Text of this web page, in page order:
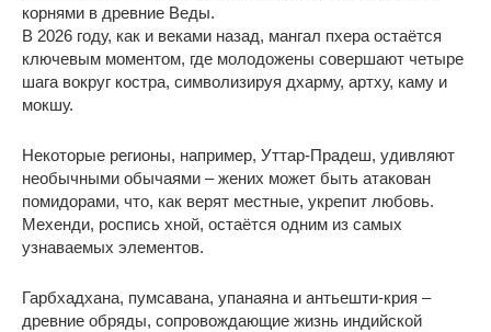
корнями в древние Веды.
В 2026 году, как и веками назад, мангал пхера остаётся
ключевым моментом, где молодожены совершают четыре
шага вокруг костра, символизируя дхарму, артху, каму и
мокшу.
Некоторые регионы, например, Уттар-Прадеш, удивляют
необычными обычаями – жених может быть атакован
помидорами, что, как верят местные, укрепит любовь.
Мехенди, роспись хной, остаётся одним из самых
узнаваемых элементов.
Гарбхадхана, пумсавана, упанаяна и антьешти-крия –
древние обряды, сопровождающие жизнь индийской